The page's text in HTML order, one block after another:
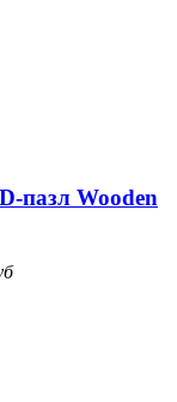
пазл Wooden